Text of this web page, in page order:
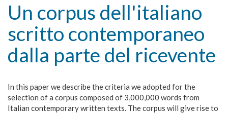
Un corpus dell'italiano
scritto contemporaneo
dalla parte del ricevente
In this paper we describe the criteria we adopted for the
selection of a corpus composed of 3,000,000 words from
Italian contemporary written texts. The corpus will give rise to